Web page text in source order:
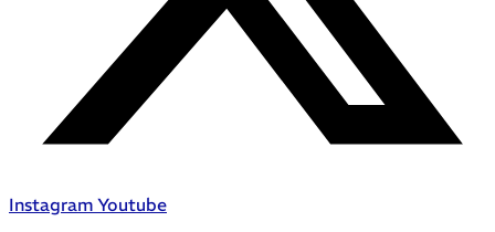
Instagram Youtube